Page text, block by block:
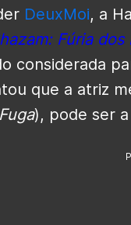
DeuxMoi, a
Fúria dos
considerada
que a atriz
), pode ser